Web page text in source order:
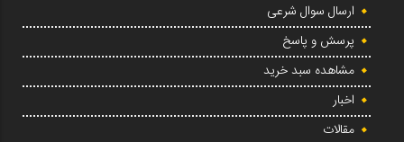
ارسال سوال شرعی
پرسش و پاسخ
مشاهده سبد خرید
اخبار
مقالات